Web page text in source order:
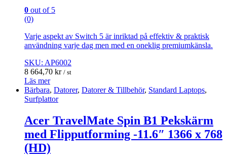
0 out of 5
(0)
Varje aspekt av Switch 5 är inriktad på effektiv & praktisk
användning varje dag men med en oneklig premiumkänsla.
SKU: AP6002
8 664,70 kr / st
Läs mer
Bärbara, Datorer, Datorer & Tillbehör, Standard Laptops,
Surfplattor
Acer TravelMate Spin B1 Pekskärm
med Flipputforming -11.6″ 1366 x 768
(HD)